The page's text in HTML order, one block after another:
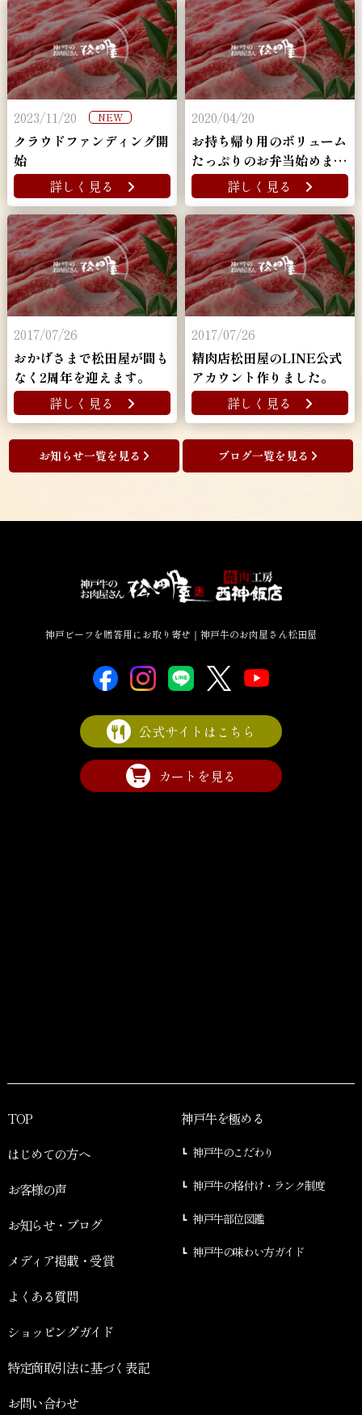
2023/11/20 NEW
クラウドファンディング開
始
詳しく見る
2020/04/20
お持ち帰り用のボリューム
たっぷりのお弁当始めまし
た！ 詳しく見る
2017/07/26
おかげさまで松田屋が間も
なく2周年を迎えます。
詳しく見る
2017/07/26
精肉店松田屋のLINE公式
アカウント作りました。
詳しく見る
お知らせ一覧を見る ブログ一覧を見る
神戸ビーフを贈答用にお取り寄せ｜神戸牛のお肉屋さん松田屋
公式サイトはこちら
カートを見る
TOP
はじめての方へ
お客様の声
お知らせ・ブログ
メディア掲載・受賞
よくある質問
ショッピングガイド
特定商取引法に基づく表記
お問い合わせ
神戸牛を極める
神戸牛のこだわり
神戸牛の格付け・ランク制度
神戸牛部位図鑑
神戸牛の味わい方ガイド